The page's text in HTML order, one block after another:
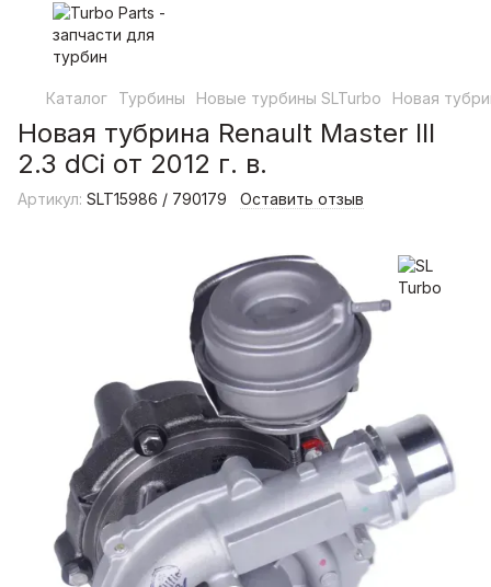
Каталог Турбины Новые турбины SLTurbo Новая
Новая тубрина Renault Master III
2.3 dCi от 2012 г. в.
Артикул: SLT15986 / 790179 Оставить отзыв